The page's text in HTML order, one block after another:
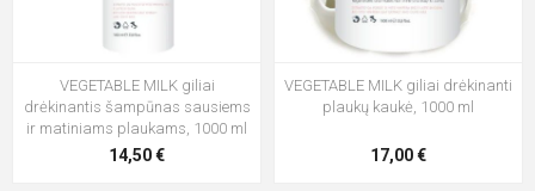
VEGETABLE MILK giliai
drėkinantis šampūnas sausiems
ir matiniams plaukams, 1000 ml
14,50 €
VEGETABLE MILK giliai drėkinanti
plaukų kaukė, 1000 ml
17,00 €